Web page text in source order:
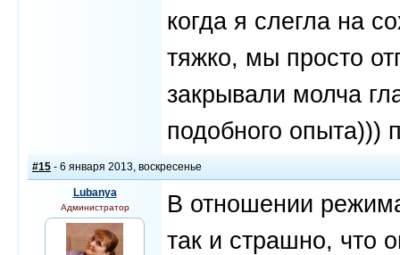
когда я слегла на
тяжко, мы просто
закрывали молча
подобного
#15 - 6 января 2013, воскресенье
Lubanya
Администратор
В отношении
так и страшно, что